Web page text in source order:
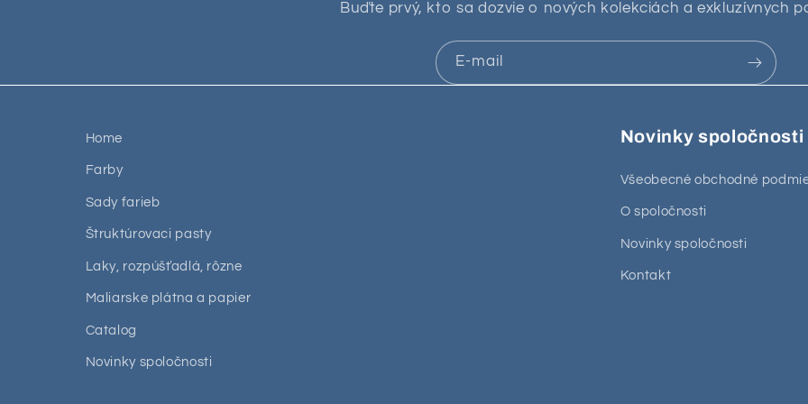
Buďte prvý, kto sa dozvie o nových kolekciách a exkluzívnych
E-mail
Home
Farby
Sady farieb
Štruktúrovaci pasty
Laky, rozpúšťadlá, rôzne
Maliarske plátna a papier
Catalog
Novinky spoločnosti
Novinky spoločnosti
Všeobecné obchodné
O spoločnosti
Novinky spoločnosti
Kontakt